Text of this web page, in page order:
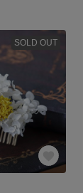
SOLD OUT